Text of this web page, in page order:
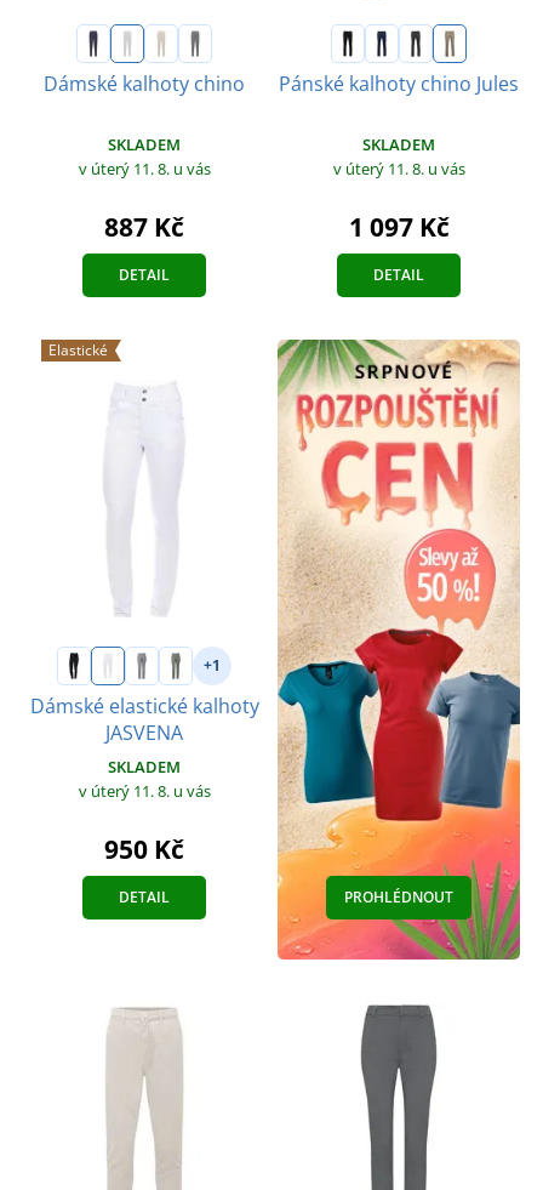
Dámské kalhoty chino
SKLADEM
v úterý 11. 8. u vás
887 Kč
DETAIL
Pánské kalhoty chino Jules
SKLADEM
v úterý 11. 8. u vás
1 097 Kč
DETAIL
Elastické
+1
Dámské elastické kalhoty
JASVENA
SKLADEM
v úterý 11. 8. u vás
950 Kč
DETAIL PROHLÉDNOUT